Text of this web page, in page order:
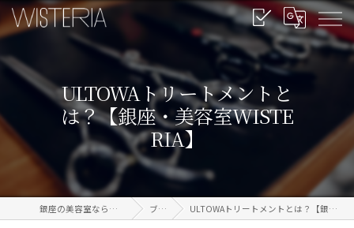
ULTOWAトリートメントと
は？【銀座・美容室WISTE
RIA】
銀座の美容室なら信頼のWISTERIA ブログ ULTOWAトリートメントとは？【銀座・美容室WISTERIA】